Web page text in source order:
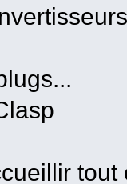
tout